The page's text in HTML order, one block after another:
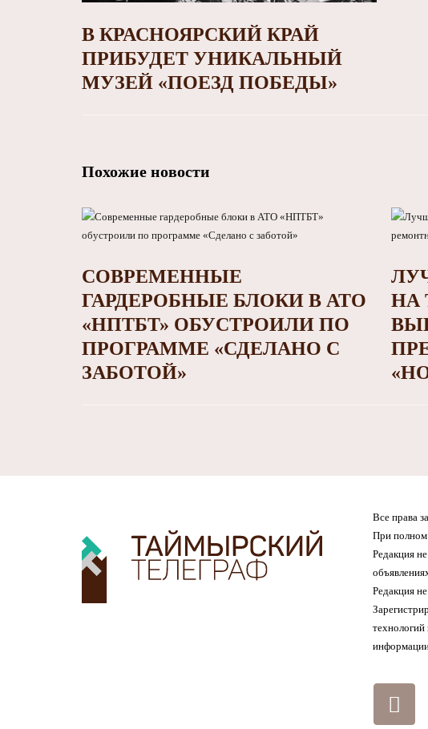
В КРАСНОЯРСКИЙ КРАЙ
ПРИБУДЕТ УНИКАЛЬНЫЙ
МУЗЕЙ «ПОЕЗД ПОБЕДЫ»
Похожие новости
СОВРЕМЕННЫЕ
ГАРДЕРОБНЫЕ БЛОКИ В АТО
«НПТБТ» ОБУСТРОИЛИ ПО
ПРОГРАММЕ «СДЕЛАНО С
ЗАБОТОЙ»
НА
Все права
При полном
Редакция
Редакция